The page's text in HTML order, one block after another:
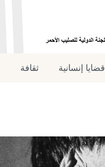
قضايا إنسانية ثقافة